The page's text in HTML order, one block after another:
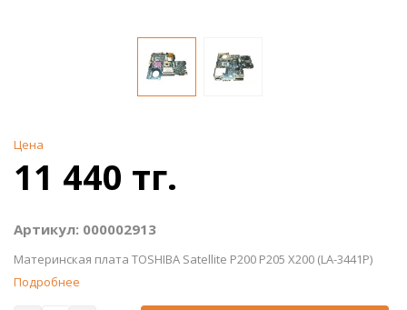
Цена
11 440 тг.
Артикул: 000002913
Материнская плата TOSHIBA Satellite P200 P205 X200 (LA-3441P)
Подробнее